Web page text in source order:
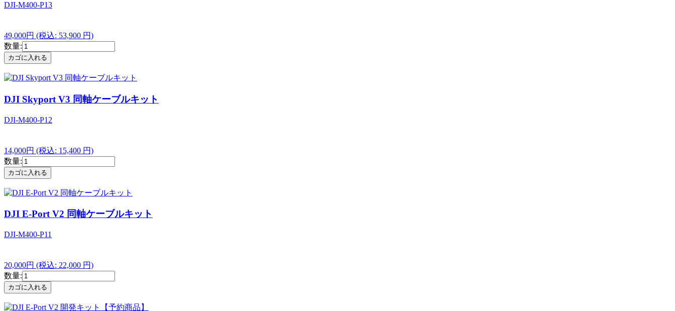
DJI-M400-P13
49,000円 (税込: 53,900 円)
数量:
DJI Skyport V3 同軸ケーブルキット
DJI-M400-P12
14,000円 (税込: 15,400 円)
数量:
DJI E-Port V2 同軸ケーブルキット
DJI-M400-P11
20,000円 (税込: 22,000 円)
数量: